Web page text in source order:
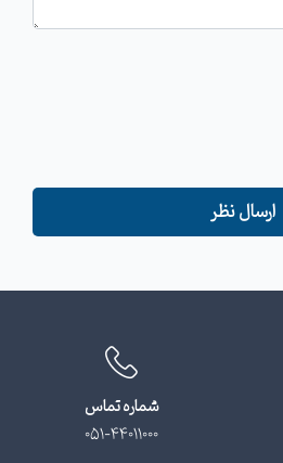
ارسال نظر
شماره تماس
051-44011000